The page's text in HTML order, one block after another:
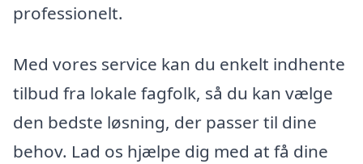
professionelt.
Med vores service kan du enkelt indhente
tilbud fra lokale fagfolk, så du kan vælge
den bedste løsning, der passer til dine
behov. Lad os hjælpe dig med at få dine